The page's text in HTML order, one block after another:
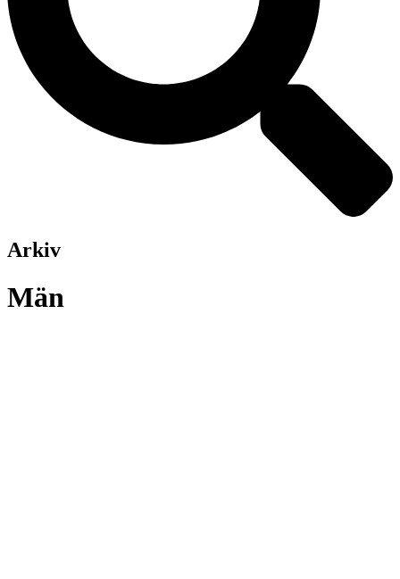
Arkiv
Män